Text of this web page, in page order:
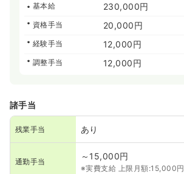
基本給 230,000円
資格手当 20,000円
経験手当 12,000円
調整手当 12,000円
諸手当
残業手当 あり
通勤手当
～15,000円
※実費支給 上限月額:15,000円